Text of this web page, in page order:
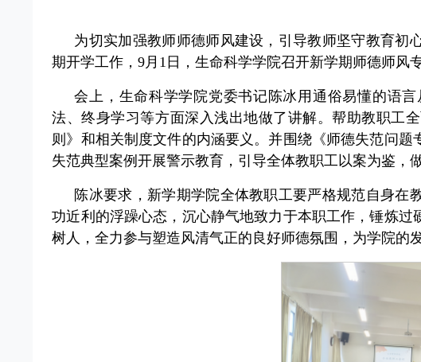
为切实加强教师师德师风建设，引导教师坚守教育初
期开学工作，9月1日，生命科学学院召开新学期师德师风
会上，生命科学学院党委书记陈冰用通俗易懂的语
法、终身学习等方面深入浅出地做了讲解。帮助教职工
则》和相关制度文件的内涵要义。并围绕《师德失范问
失范典型案例开展警示教育，引导全体教职工以案为鉴，
陈冰要求，新学期学院全体教职工要严格规范自身在
功近利的浮躁心态，沉心静气地致力于本职工作，锤炼
树人，全力参与塑造风清气正的良好师德氛围，为学院的